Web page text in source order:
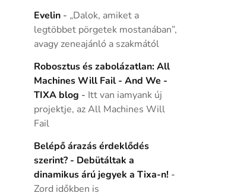
Evelin- „Dalok, amiket a
legtöbbet pörgetek mostanában”,
avagy zeneajánló a szakmától
Robosztus és zabolázatlan: All
Machines Will Fail - And We -
TIXA blog - Itt van iamyank új
projektje, az All Machines Will
Fail
Belépő árazás érdeklődés
szerint? - Debütáltak a
dinamikus árú jegyek a Tixa-n! -
Zord időkben is